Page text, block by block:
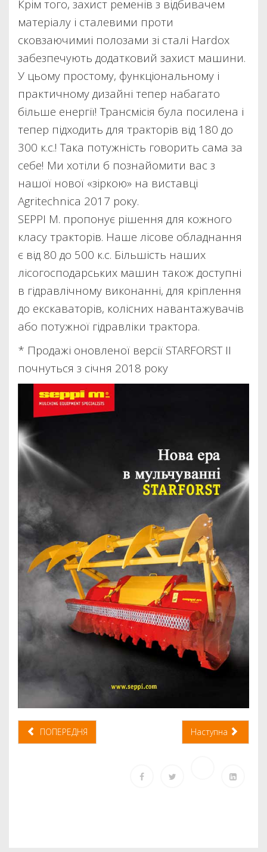
Крім того, захист ременів з відбивачем
матеріалу і сталевими проти
сковзаючимиі полозами зі сталі Hardox
забезпечують додатковий захист машини.
У цьому простому, функціональному і
практичному дизайні тепер набагато
більше енергії! Трансмісія була посилена і
тепер підходить для тракторів від 180 до
300 к.с.! Така потужність говорить сама за
себе! Ми хотіли б познайомити вас з
нашої нової «зіркою» на виставці
Agritechnica 2017 року.
SEPPI M. пропонує рішення для кожного
класу тракторів. Наше лісове обладнання
є від 80 до 500 к.с. Більшість наших
лісогосподарських машин також доступні
в гідравлічному виконанні, для кріплення
до екскаваторів, колісних навантажувачів
або потужної гідравліки трактора.
* Продажі оновленої версії STARFORST II
почнуться з січня 2018 року
ПОПЕРЕДНЯ Наступна